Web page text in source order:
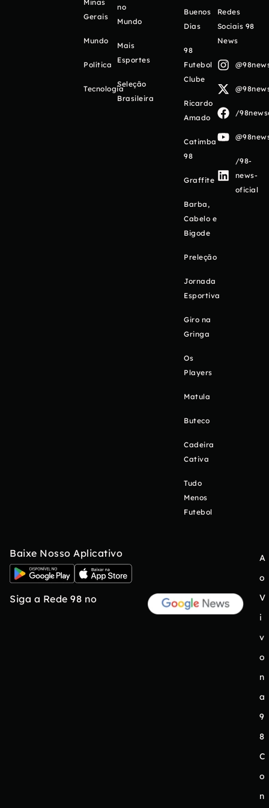
Minas
Gerais
Mundo
Política
Tecnologia
no
Mundo
Mais
Esportes
Seleção
Brasileira
Buenos
Días
98
Futebol
Clube
Ricardo
Amado
Catimba
98
Graffite
Barba,
Cabelo e
Bigode
Preleção
Jornada
Esportiva
Giro na
Gringa
Os
Players
Matula
Buteco
Cadeira
Cativa
Tudo
Menos
Futebol
Redes
Sociais 98
News
/
/98-
news-
oficial
Baixe Nosso Aplicativo
Siga a Rede 98 no
A
o
V
i
v
o
n
a
9
8
C
o
n